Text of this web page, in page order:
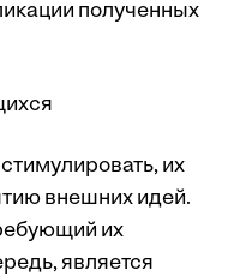
полученных
их
внешних идей.
их
является